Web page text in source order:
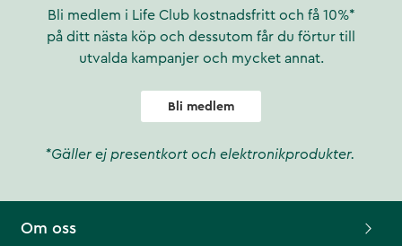
Bli medlem i Life Club kostnadsfritt och få 10%*
på ditt nästa köp och dessutom får du förtur till
utvalda kampanjer och mycket annat.
Bli medlem
*Gäller ej presentkort och elektronikprodukter.
Om oss